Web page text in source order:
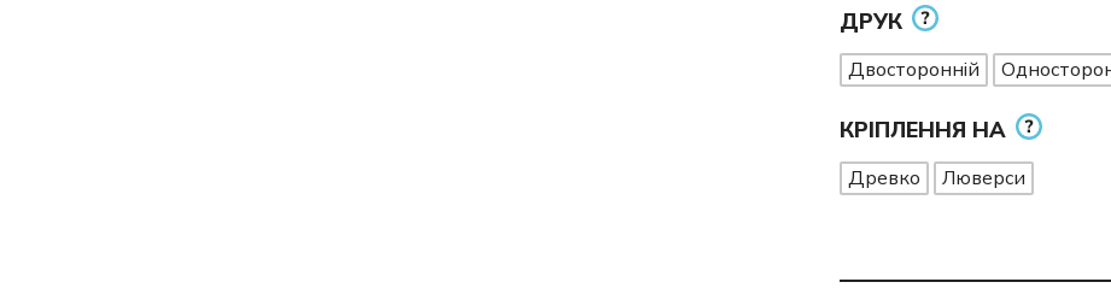
ДРУК
Двосторонній
КРІПЛЕННЯ НА
Древко Люверси